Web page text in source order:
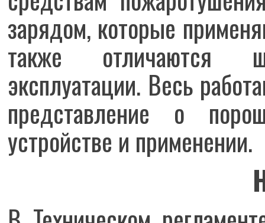
зарядом, которые
также отличаются
эксплуатации. Весь
представление о
устройстве и применении.